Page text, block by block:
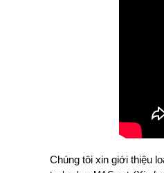
Chúng tôi xin giới thiệu